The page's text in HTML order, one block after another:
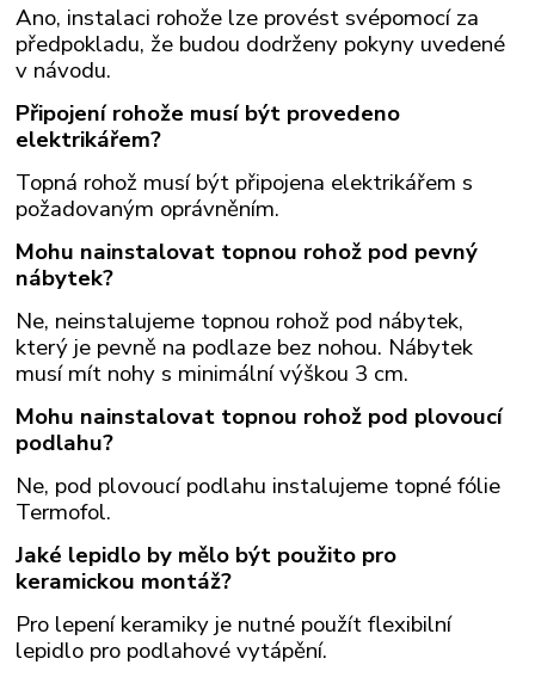
Ano, instalaci rohože lze provést svépomocí za
předpokladu, že budou dodrženy pokyny uvedené
v návodu.
Připojení rohože musí být provedeno
elektrikářem?
Topná rohož musí být připojena elektrikářem s
požadovaným oprávněním.
Mohu nainstalovat topnou rohož pod pevný
nábytek?
Ne, neinstalujeme topnou rohož pod nábytek,
který je pevně na podlaze bez nohou. Nábytek
musí mít nohy s minimální výškou 3 cm.
Mohu nainstalovat topnou rohož pod plovoucí
podlahu?
Ne, pod plovoucí podlahu instalujeme topné fólie
Termofol.
Jaké lepidlo by mělo být použito pro
keramickou montáž?
Pro lepení keramiky je nutné použít flexibilní
lepidlo pro podlahové vytápění.